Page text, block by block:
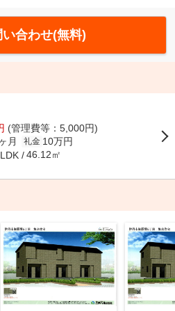
い合わせ(無料)
(管理費等：5,000円)
月 礼金 10万円
46.12㎡